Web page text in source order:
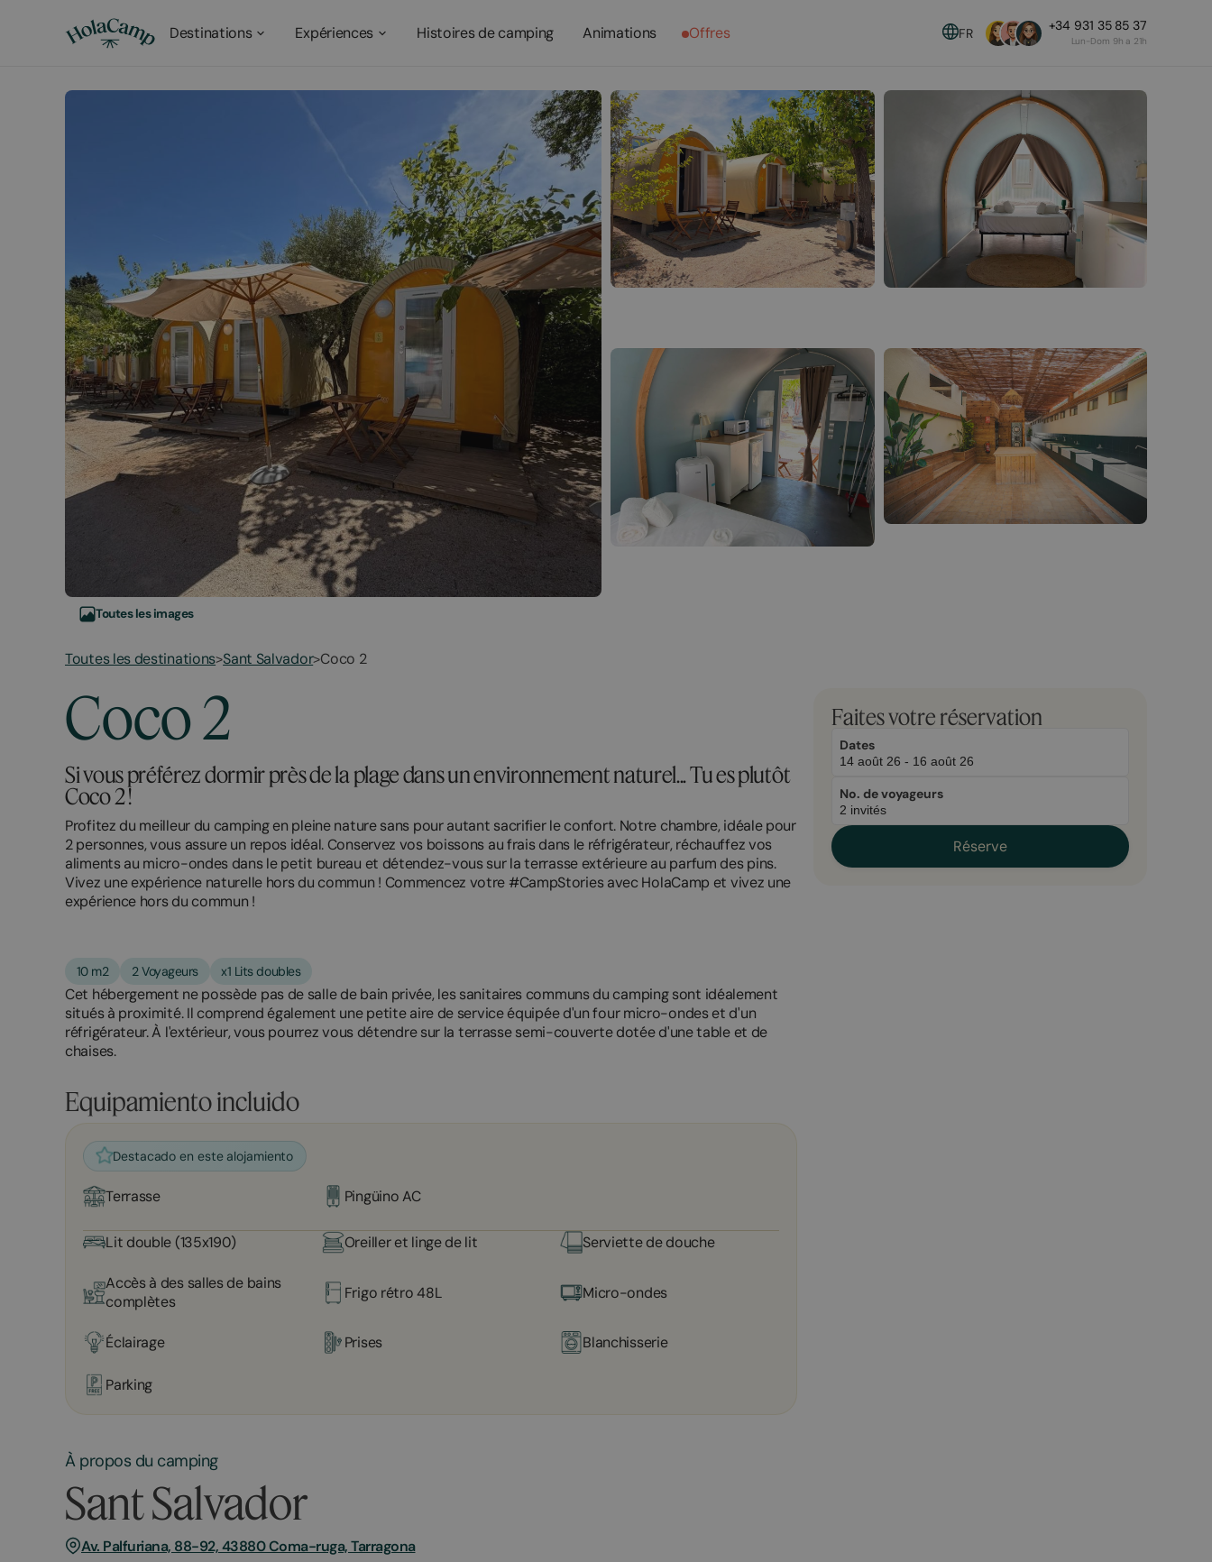
Destinations Expériences Histoires de camping Animations Offres FR +34 931 35 85 37
Lun-Dom 9h a 21h
Toutes les images
Toutes les destinations>Sant Salvador
23,
2026
2,
2025
>Coco 2
Coco 2
Si vous préférez dormir près de la plage dans un environnement naturel... Tu es plutôt
Coco 2 !
Profitez du meilleur du camping en pleine nature sans pour autant sacrifier le confort. Notre chambre, idéale pour
2 personnes, vous assure un repos idéal. Conservez vos boissons au frais dans le réfrigérateur, réchauffez vos
aliments au micro-ondes dans le petit bureau et détendez-vous sur la terrasse extérieure au parfum des pins.
Vivez une expérience naturelle hors du commun ! Commencez votre #CampStories avec HolaCamp et vivez une
expérience hors du commun !
10 m2 2 Voyageurs x1 Lits doubles
Cet hébergement ne possède pas de salle de bain privée, les sanitaires communs du camping sont idéalement
situés à proximité. Il comprend également une petite aire de service équipée d'un four micro-ondes et d'un
réfrigérateur. À l'extérieur, vous pourrez vous détendre sur la terrasse semi-couverte dotée d'une table et de
chaises.
Equipamiento incluido
Destacado en este alojamiento
Terrasse Pingüino AC
Lit double (135x190) Oreiller et linge de lit Serviette de douche
Accès à des salles de bains
complètes
Frigo rétro 48L Micro-ondes
Éclairage Prises Blanchisserie
Parking
À propos du camping
Sant Salvador
Av. Palfuriana, 88-92, 43880 Coma-ruga, Tarragona
Faites votre réservation
Dates
No. de voyageurs
Réserve